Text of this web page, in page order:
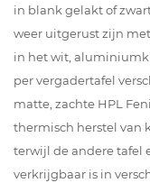
in blank gelakt of
weer uitgerust zijn
in het wit,
per vergadertafel
matte, zachte HPL
thermisch herstel van
terwijl de andere tafel
verkrijgbaar is in